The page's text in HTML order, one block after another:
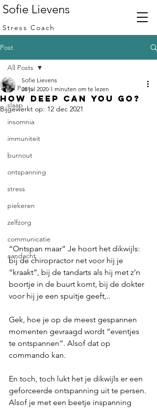
Sofie Lievens
Stress Coach
Post
All Posts
slaap
insomnia
immuniteit
burnout
ontspanning
stress
piekeren
zelfzorg
communicatie
aandacht
All Posts
How deep can you go?
Sofie Lievens
28 jul 2020 1 minuten om te lezen
Bijgewerkt op: 12 dec 2021
“Ontspan maar” Je hoort het dikwijls:
bij de chiropractor net voor hij je
“kraakt”, bij de tandarts als hij met z’n
boortje in de buurt komt, bij de dokter
voor hij je een spuitje geeft,..
Gek, hoe je op de meest gespannen
momenten gevraagd wordt “eventjes
te ontspannen”. Alsof dat op
commando kan.
En toch, toch lukt het je dikwijls er een
geforceerde ontspanning uit te persen.
Alsof je met een beetje inspanning